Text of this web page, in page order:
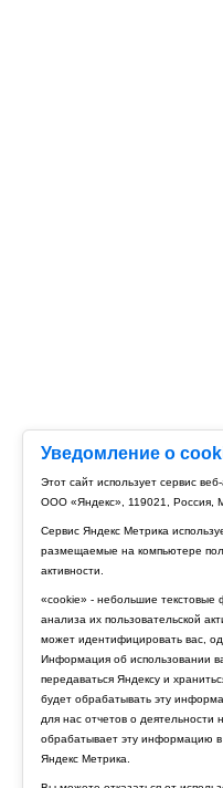
Уведомление о
Этот сайт использует сервис
ООО «Яндекс», 119021, Россия,
Сервис Яндекс Метрика
размещаемые на компьютере
активности.
«cookie» - небольшие
анализа их пользовательской
может идентифицировать вас,
Информация об использовании
передаваться Яндексу и
будет обрабатывать эту
для нас отчетов о деятельности
обрабатывает эту информацию в
Яндекс Метрика.